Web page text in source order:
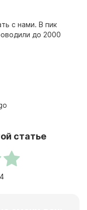
с нами. В пик
до 2000
статье